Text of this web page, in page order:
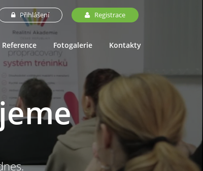
Přihlášení Registrace
Reference Fotogalerie Kontakty